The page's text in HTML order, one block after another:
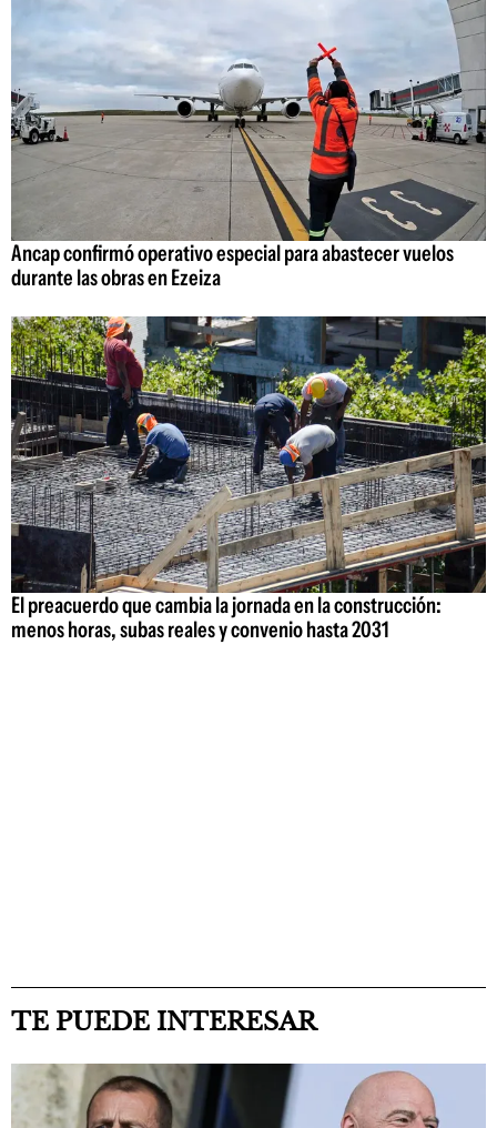
Ancap confirmó operativo especial para abastecer vuelos
durante las obras en Ezeiza
El preacuerdo que cambia la jornada en la construcción:
menos horas, subas reales y convenio hasta 2031
TE PUEDE INTERESAR